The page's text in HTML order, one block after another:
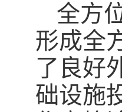
全方
形成全
了良好
础设施